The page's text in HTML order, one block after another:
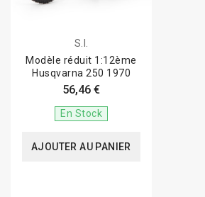
S.I.
Modèle réduit 1:12ème
Husqvarna 250 1970
56,46 €
En Stock
AJOUTER AU PANIER